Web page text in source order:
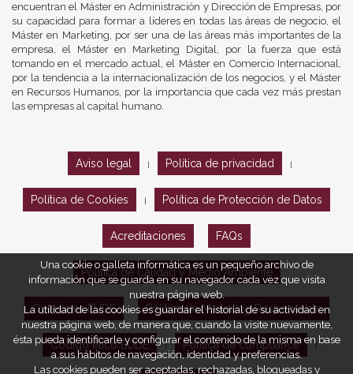
encuentran el Máster en Administración y Dirección de Empresas, por
su capacidad para formar a líderes en todas las áreas de negocio, el
Máster en Marketing, por ser una de las áreas más importantes de la
empresa, el Máster en Marketing Digital, por la fuerza que está
tomando en el mercado actual, el Máster en Comercio Internacional,
por la tendencia a la internacionalización de los negocios, y el Máster
en Recursos Humanos, por la importancia que cada vez más prestan
las empresas al capital humano.
Aviso legal Política de privacidad
Política de Cookies Política de Protección de Datos
Acreditaciones FAQs
Política de Calidad y Medio Ambiente
Opiniones EUDE Política de Marketing Responsable
Código ético EUDE Política de compliance
Una cookie o galleta informática es un pequeño archivo de
información que se guarda en su navegador cada vez que visita
nuestra página web.
La utilidad de las cookies es guardar el historial de su actividad en
nuestra página web, de manera que, cuando la visite nuevamente,
ésta pueda identificarle y configurar el contenido de la misma en base
a sus hábitos de navegación, identidad y preferencias.
Las cookies pueden ser aceptadas, rechazadas, bloqueadas y